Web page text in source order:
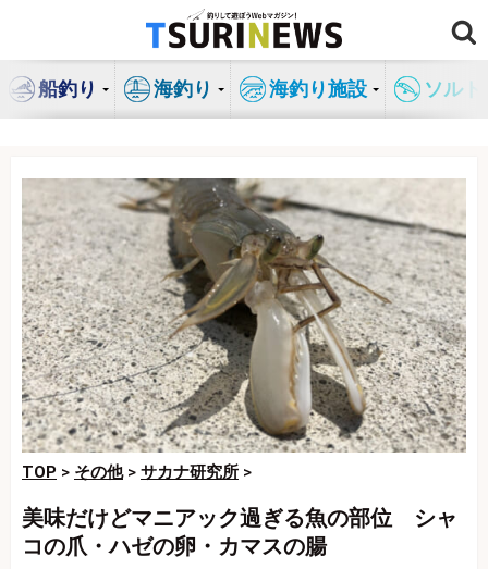
ン
船釣り 海釣り 海釣り施設 ソル
TOP > その他> サカナ研究所 >
美味だけどマニアック過ぎる魚の部位 シャ
コの爪・ハゼの卵・カマスの腸